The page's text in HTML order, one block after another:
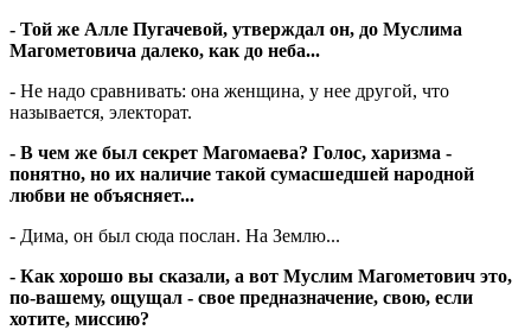
- Той же Алле Пугачевой, утверждал он, до Муслима
Магометовича далеко, как до неба...
- Не надо сравнивать: она женщина, у нее другой, что
называется, электорат.
- В чем же был секрет Магомаева? Голос, харизма -
понятно, но их наличие такой сумасшедшей народной
любви не объясняет...
- Дима, он был сюда послан. На Землю...
- Как хорошо вы сказали, а вот Муслим Магометович это,
по-вашему, ощущал - свое предназначение, свою, если
хотите, миссию?